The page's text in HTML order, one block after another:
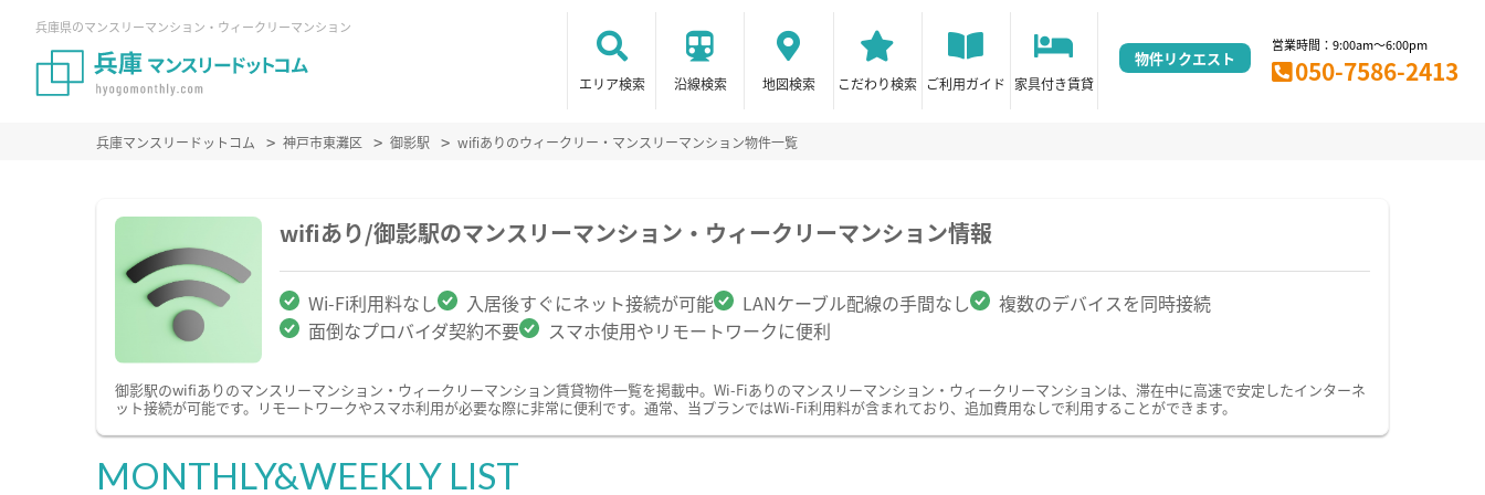
兵庫県のマンスリーマンション・ウィークリーマンション
エリア検索 沿線検索 地図検索 こだわり検索 ご利用ガイド 家具付き賃貸
物件リクエスト
営業時間：9:00am～6:00pm
050-7586-2413
兵庫マンスリードットコム 神戸市東灘区 御影駅 wifiありのウィークリー・マンスリーマンション物件一覧
wifiあり/御影駅のマンスリーマンション・ウィークリーマンション情報
Wi-Fi利用料なし 入居後すぐにネット接続が可能 LANケーブル配線の手間なし
複数のデバイスを同時接続
面倒なプロバイダ契約不要
スマホ使用やリモートワークに便利
御影駅のwifiありのマンスリーマンション・ウィークリーマンション賃貸物件一覧を掲載中。Wi-Fiありのマンスリーマンション・ウィークリーマンションは、滞在中に高速で安定したインターネ
ット接続が可能です。リモートワークやスマホ利用が必要な際に非常に便利です。通常、当プランではWi-Fi利用料が含まれており、追加費用なしで利用することができます。
MONTHLY&WEEKLY LIST